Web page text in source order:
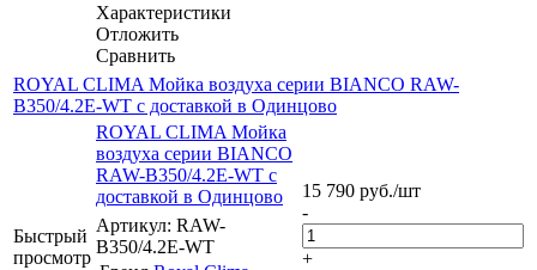
Характеристики
Отложить
Сравнить
ROYAL CLIMA Мойка воздуха серии BIANCO RAW-
B350/4.2E-WT с доставкой в Одинцово
Быстрый
просмотр
ROYAL CLIMA Мойка
воздуха серии BIANCO
RAW-B350/4.2E-WT с
доставкой в Одинцово
Артикул: RAW-
B350/4.2E-WT
15 790 руб./шт
-
+